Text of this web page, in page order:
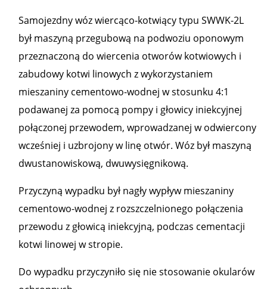
Samojezdny wóz wiercąco-kotwiący typu SWWK-2L
był maszyną przegubową na podwoziu oponowym
przeznaczoną do wiercenia otworów kotwiowych i
zabudowy kotwi linowych z wykorzystaniem
mieszaniny cementowo-wodnej w stosunku 4:1
podawanej za pomocą pompy i głowicy iniekcyjnej
połączonej przewodem, wprowadzanej w odwiercony
wcześniej i uzbrojony w linę otwór. Wóz był maszyną
dwustanowiskową, dwuwysięgnikową.
Przyczyną wypadku był nagły wypływ mieszaniny
cementowo-wodnej z rozszczelnionego połączenia
przewodu z głowicą iniekcyjną, podczas cementacji
kotwi linowej w stropie.
Do wypadku przyczyniło się nie stosowanie okularów